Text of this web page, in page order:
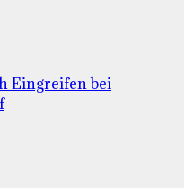
Eingreifen bei